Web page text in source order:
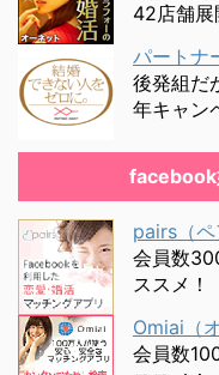
42店舗展
パートナ
後発組だ
年キャン
facebook
pairs（ペ
会員数
ススメ！
Omiai（
会員数